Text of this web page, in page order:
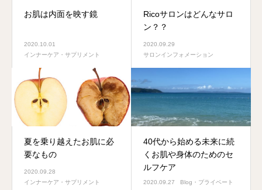
お肌は内面を映す鏡
2020.10.01
インナーケア・サプリメント
Ricoサロンはどんなサロ
ン？？
2020.09.29
サロンインフォメーション
夏を乗り越えたお肌に必
要なもの
2020.09.28
インナーケア・サプリメント
40代から始める未来に続
くお肌や身体のためのセ
ルフケア
2020.09.27 Blog・プライベート